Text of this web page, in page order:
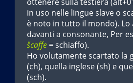
in uso nelle lingue slave o
è noto in tutto il mondo). Lo
davanti a consonante, Per
šcaffe = schiaffo).
Ho volutamente scartato la
(ch), quella inglese (sh) e
(sch).